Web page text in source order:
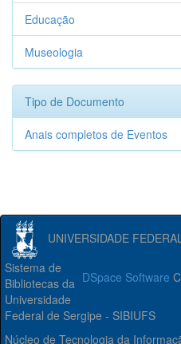
Educação
Museologia
Tipo de Documento
Anais completos de Eventos
UNIVERSIDADE
DSpace Software
Sistema de
Bibliotecas da
Universidade
Federal de Sergipe - SIBIUFS
Núcleo de Tecnologia da